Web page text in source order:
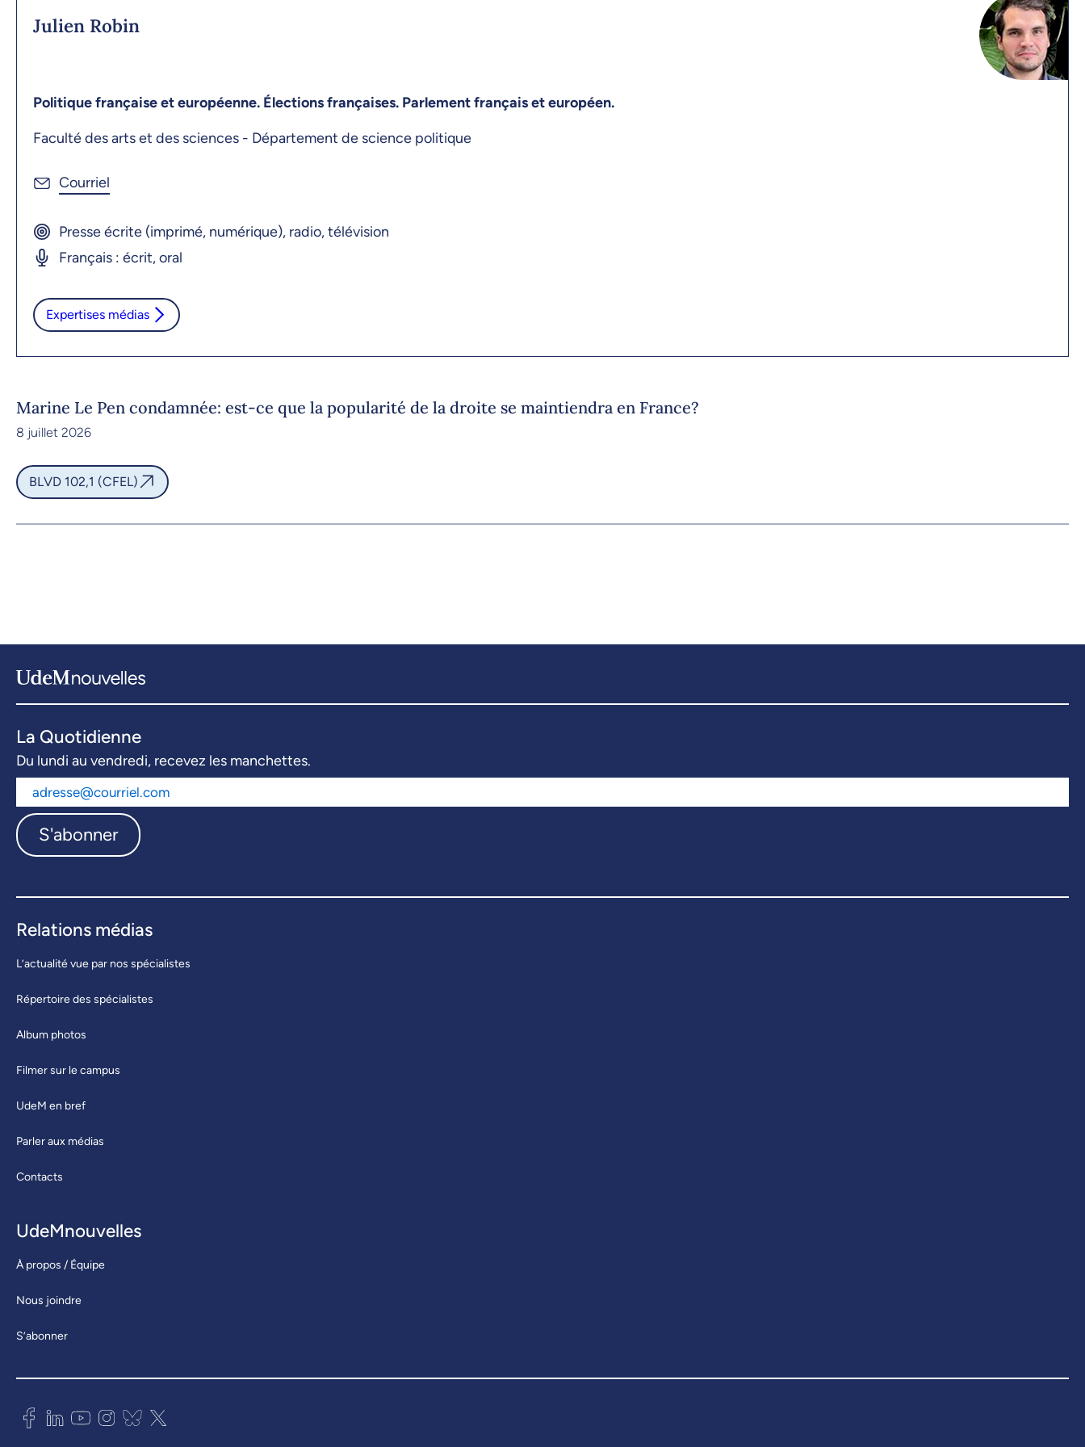
Julien Robin
Politique française et européenne. Élections françaises. Parlement français et européen.
Faculté des arts et des sciences - Département de science politique
Presse écrite (imprimé, numérique), radio, télévision
Français : écrit, oral
Expertises médias
Marine Le Pen condamnée: est-ce que la popularité de la droite se maintiendra en France?
8 juillet 2026
BLVD 102,1 (CFEL)
La Quotidienne
Du lundi au vendredi, recevez les manchettes.
S'abonner
Relations médias
L’actualité vue par nos spécialistes
Répertoire des spécialistes
Album photos
Filmer sur le campus
UdeM en bref
Parler aux médias
Contacts
UdeMnouvelles
À propos / Équipe
Nous joindre
S’abonner